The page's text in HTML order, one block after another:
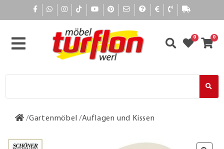
0 0
Gartenmöbel Auflagen und Kissen